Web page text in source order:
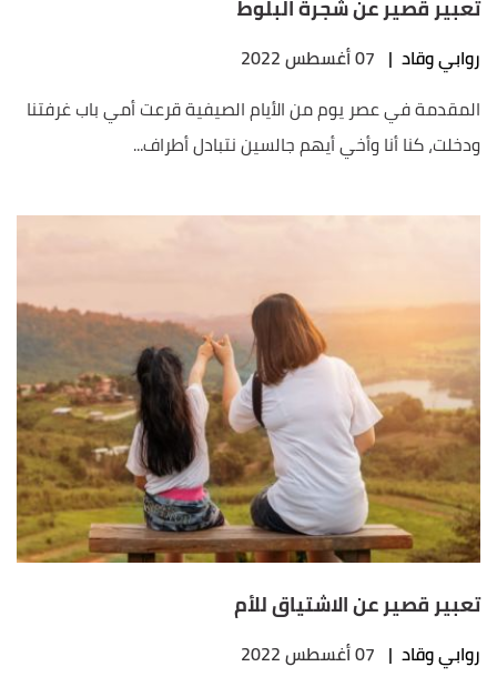
تعبير قصير عن شجرة البلوط
روابي وقاد | 07 أغسطس 2022
المقدمة في عصر يوم من الأيام الصيفية قرعت أمي باب غرفتنا
ودخلت، كنا أنا وأخي أيهم جالسين نتبادل أطراف...
تعبير قصير عن الاشتياق للأم
روابي وقاد | 07 أغسطس 2022